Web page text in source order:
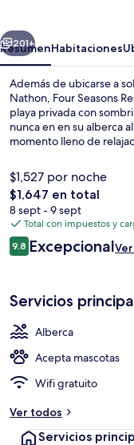
Samui
Siguiente
201+
ResumenHabitaciones
Además de ubicarse a
Nathon, Four Seasons
playa privada con
nunca en en su alberca
momento lleno de
aromaterapia. Uno de
tailandesa y está abierto
servicios y amenidades
infantil gratuito, un bar
$1,527 por noche
El
precio
total
es
de
$1,647 en total
8 sept - 9 sept
Total con impuestos y
Opiniones
9.89.8 de 10,
Excepcional
Servicios
Alberca
Acepta mascotas
Wifi gratuito
Ver todos
Servicios